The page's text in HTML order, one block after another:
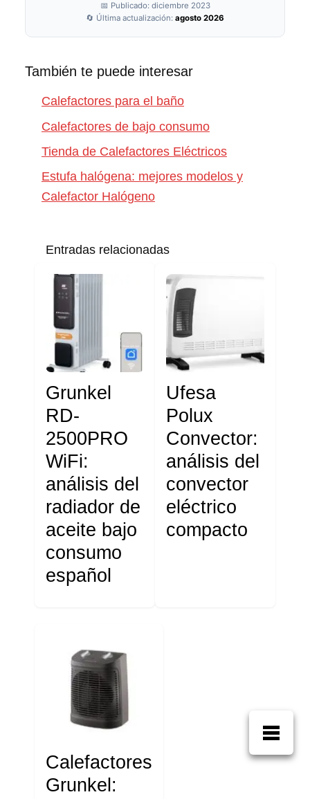
📅 Publicado: diciembre 2023
🔄 Última actualización: agosto 2026
También te puede interesar
Calefactores para el baño
Calefactores de bajo consumo
Tienda de Calefactores Eléctricos
Estufa halógena: mejores modelos y
Calefactor Halógeno
Entradas relacionadas
Grunkel
RD-
2500PRO
WiFi:
análisis del
radiador de
aceite bajo
consumo
español
Ufesa
Polux
Convector:
análisis del
convector
eléctrico
compacto
Calefactores
Grunkel: